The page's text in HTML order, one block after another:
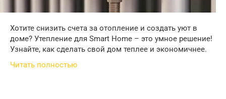
Хотите снизить счета за отопление и создать уют в
доме? Утепление для Smart Home – это умное решение!
Узнайте, как сделать свой дом теплее и экономичнее.
Читать полностью